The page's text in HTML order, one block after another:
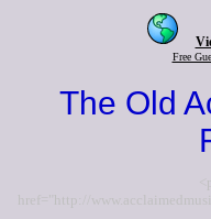
Free
The Old
href="http://